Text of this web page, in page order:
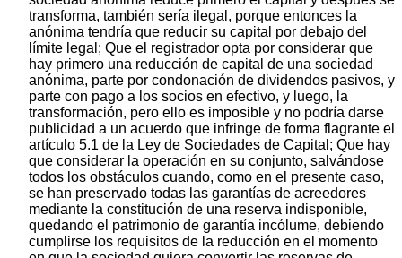
transforma, también sería ilegal, porque entonces la
anónima tendría que reducir su capital por debajo del
límite legal; Que el registrador opta por considerar que
hay primero una reducción de capital de una sociedad
anónima, parte por condonación de dividendos pasivos, y
parte con pago a los socios en efectivo, y luego, la
transformación, pero ello es imposible y no podría darse
publicidad a un acuerdo que infringe de forma flagrante el
artículo 5.1 de la Ley de Sociedades de Capital; Que hay
que considerar la operación en su conjunto, salvándose
todos los obstáculos cuando, como en el presente caso,
se han preservado todas las garantías de acreedores
mediante la constitución de una reserva indisponible,
quedando el patrimonio de garantía incólume, debiendo
cumplirse los requisitos de la reducción en el momento